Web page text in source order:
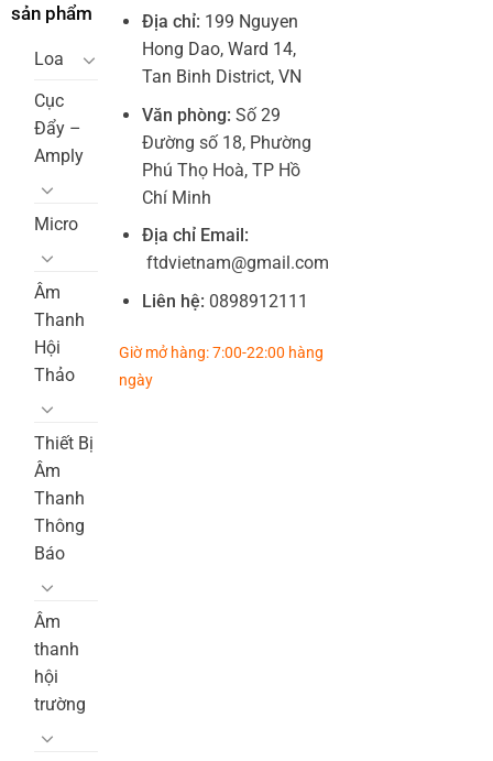
sản phẩm
Loa
Cục
Đẩy –
Amply
Micro
Âm
Thanh
Hội
Thảo
Thiết Bị
Âm
Thanh
Thông
Báo
Âm
thanh
hội
trường
Địa chỉ: 199 Nguyen
Hong Dao, Ward 14,
Tan Binh District, VN
Văn phòng: Số 29
Đường số 18, Phường
Phú Thọ Hoà, TP Hồ
Chí Minh
Địa chỉ Email:
ftdvietnam@gmail.com
Liên hệ: 0898912111
Giờ mở hàng: 7:00-22:00 hàng
ngày